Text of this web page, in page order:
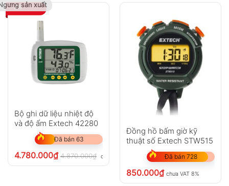
-2%sản xuất
Bộ ghi dữ liệu nhiệt độ
và độ ẩm Extech 42280
Đã bán 63
4.780.000₫ 4.870.000₫ chưa VAT 8%
Đồng hồ bấm giờ kỹ
thuật số Extech STW515
Đã bán 728
850.000₫ chưa VAT 8%